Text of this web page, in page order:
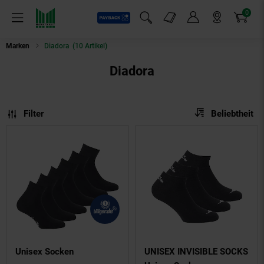
Menü
Payback
Suchfeld einblenden
Markt-Angebote 0
Artikel
Marken Diadora (10 Artikel)
Diadora
Filter Sortierung:
Beliebtheit
Unisex Socken
UNISEX INVISIBLE SOCKS